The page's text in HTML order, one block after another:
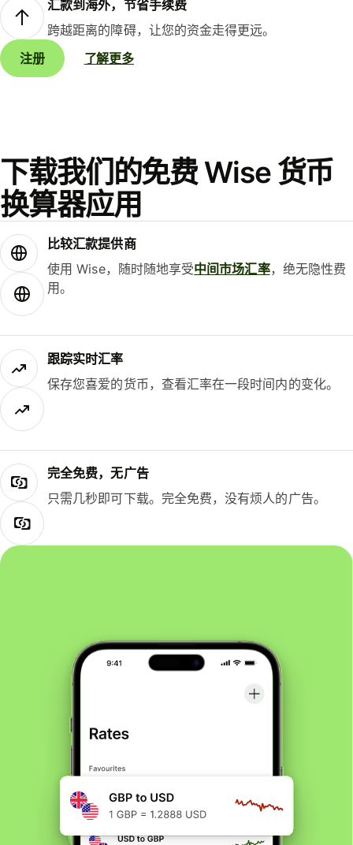
汇款到海外，节省手续费
跨越距离的障碍，让您的资金走得更远。
注册
了解更多
下载我们的免费 Wise 货币
换算器应用
比较汇款提供商
使用 Wise，随时随地享受中间市场汇率，绝无隐性费
用。
跟踪实时汇率
保存您喜爱的货币，查看汇率在一段时间内的变化。
完全免费，无广告
只需几秒即可下载。完全免费，没有烦人的广告。